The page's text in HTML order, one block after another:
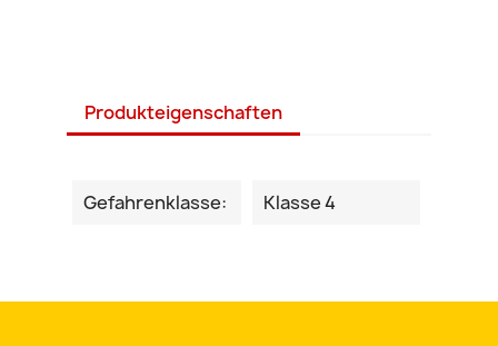
Produkteigenschaften
Gefahrenklasse: Klasse 4